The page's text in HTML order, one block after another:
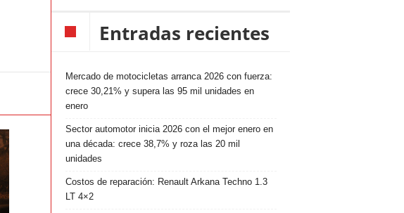
Entradas recientes
Mercado de motocicletas arranca 2026 con fuerza:
crece 30,21% y supera las 95 mil unidades en
enero
Sector automotor inicia 2026 con el mejor enero en
una década: crece 38,7% y roza las 20 mil
unidades
Costos de reparación: Renault Arkana Techno 1.3
LT 4×2